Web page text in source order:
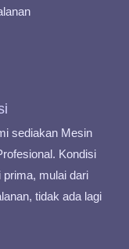
sediakan Mesin
Kondisi
mulai dari
tidak ada lagi